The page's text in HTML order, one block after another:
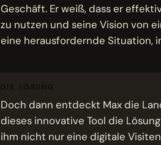
Geschäft. Er weiß, dass er
zu nutzen und seine Vision von
eine herausfordernde Situation,
DIE LÖSUNG
Doch dann entdeckt Max die
dieses innovative Tool die
ihm nicht nur eine digitale